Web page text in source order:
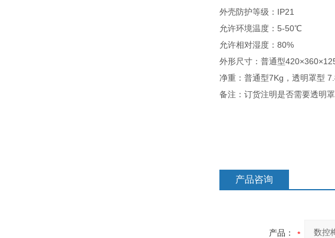
外壳防护等级：IP21
允许环境温度：5-50℃
允许相对湿度：80%
外形尺寸：普通型
净重：普通型7Kg，透明罩型
备注：订货注明是否需要透明罩
产品咨询
产品：